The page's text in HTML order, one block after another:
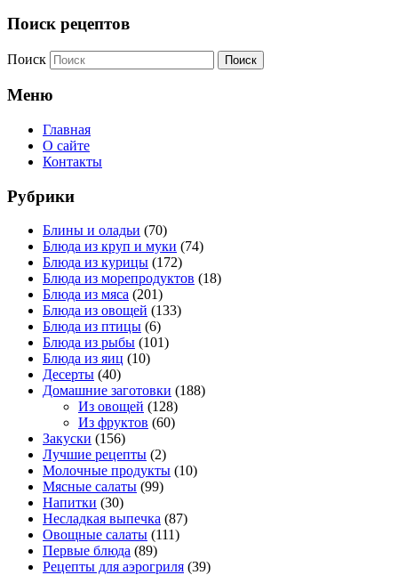
Поиск рецептов
Поиск
Меню
Главная
О сайте
Контакты
Рубрики
Блины и оладьи (70)
Блюда из круп и муки (74)
Блюда из курицы (172)
Блюда из морепродуктов (18)
Блюда из мяса (201)
Блюда из овощей (133)
Блюда из птицы (6)
Блюда из рыбы (101)
Блюда из яиц (10)
Десерты (40)
Домашние заготовки (188)
Из овощей (128)
Из фруктов (60)
Закуски (156)
Лучшие рецепты (2)
Молочные продукты (10)
Мясные салаты (99)
Напитки (30)
Несладкая выпечка (87)
Овощные салаты (111)
Первые блюда (89)
Рецепты для аэрогриля (39)